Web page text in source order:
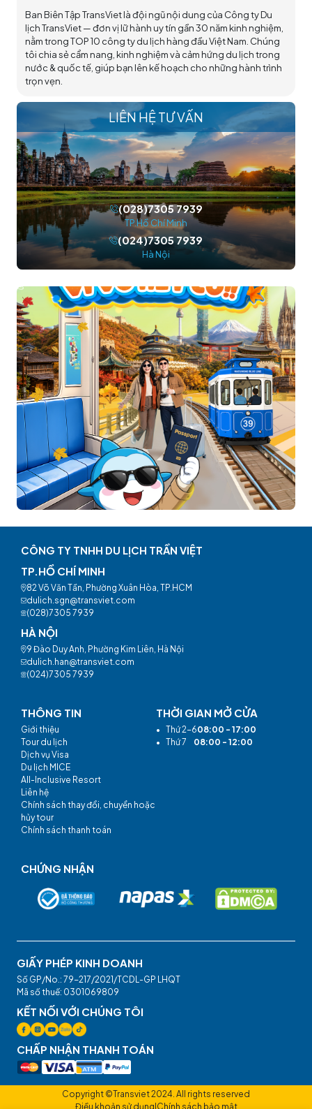
Ban Biên Tập TransViet là đội ngũ nội dung của Công ty Du
lịch TransViet — đơn vị lữ hành uy tín gần 30 năm kinh nghiệm,
nằm trong TOP 10 công ty du lịch hàng đầu Việt Nam. Chúng
tôi chia sẻ cẩm nang, kinh nghiệm và cảm hứng du lịch trong
nước & quốc tế, giúp bạn lên kế hoạch cho những hành trình
trọn vẹn.
LIÊN HỆ TƯ VẤN
(028)7305 7939
TP.Hồ Chí Minh
(024)7305 7939
Hà Nội
CÔNG TY TNHH DU LỊCH TRẦN VIỆT
TP.HỒ CHÍ MINH
82 Võ Văn Tần, Phường Xuân Hòa, TP.HCM
dulich.sgn@transviet.com
(028)7305 7939
HÀ NỘI
9 Đào Duy Anh, Phường Kim Liên, Hà Nội
dulich.han@transviet.com
(024)7305 7939
THÔNG TIN
Giới thiệu
Tour du lịch
Dịch vụ Visa
Du lịch MICE
All-Inclusive Resort
Liên hệ
Chính sách thay đổi, chuyển hoặc
hủy tour
Chính sách thanh toán
THỜI GIAN MỞ CỬA
• Thứ 2-608:00 - 17:00
• Thứ 7 08:00 - 12:00
CHỨNG NHẬN
GIẤY PHÉP KINH DOANH
Số GP/No.: 79-217/2021/TCDL-GP LHQT
Mã số thuế: 0301069809
KẾT NỐI VỚI CHÚNG TÔI
CHẤP NHẬN THANH TOÁN
Copyright ©Transviet 2024. All rights reserved
Điều khoản sử dụng|Chính sách bảo mật